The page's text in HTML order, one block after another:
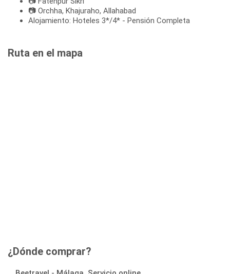
📷 Orchha, Khajuraho, Allahabad
Alojamiento: Hoteles 3*/4* - Pensión Completa
Ruta en el mapa
¿Dónde comprar?